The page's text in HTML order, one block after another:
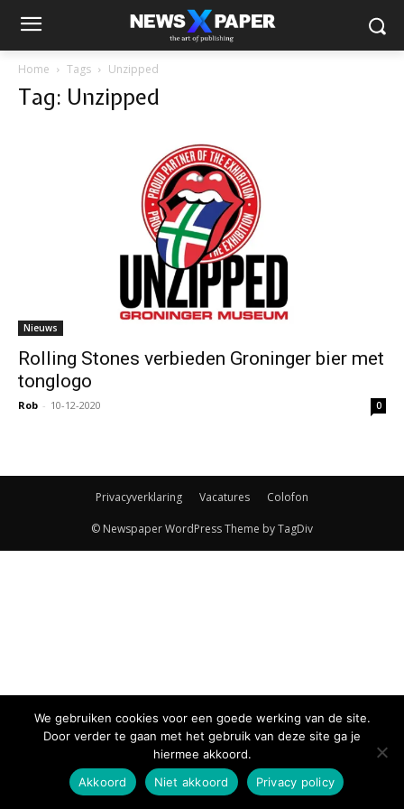
Home Tags Unzipped
Tag: Unzipped
Nieuws
Rolling Stones verbieden Groninger bier met
tonglogo
Rob - 10-12-2020 0
Privacyverklaring Vacatures Colofon
© Newspaper WordPress Theme by TagDiv
We gebruiken cookies voor een goede werking van de site.
Door verder te gaan met het gebruik van deze site ga je
hiermee akkoord.
Akkoord
Niet akkoord Privacy policy